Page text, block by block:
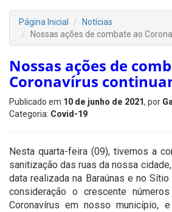
Página Inicial
Notícias
Nossas ações de combate ao
Nossas ações de
Coronavírus
Publicado em 10 de junho de 2021, por
Categoria: Covid-19
Nesta quarta-feira (09), tivemos a
sanitização das ruas da nossa
data realizada na Baraúnas e no
consideração o crescente
Coronavírus em nosso município,